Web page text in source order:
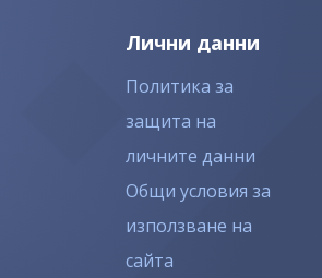
Лични данни
Политика за
защита на
личните данни
Общи условия за
използване на
сайта